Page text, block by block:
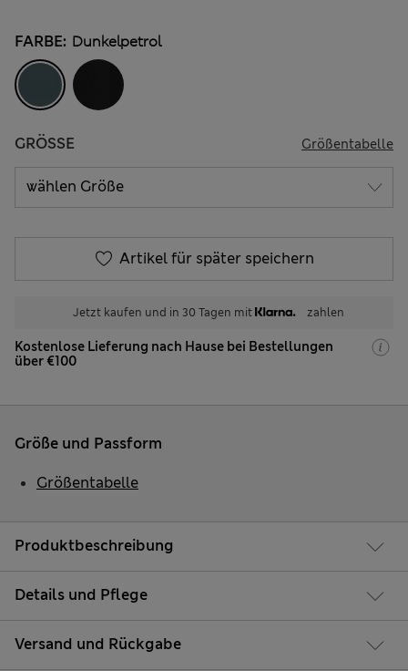
FARBE: Dunkelpetrol
GRÖSSE Größentabelle
Artikel für später speichern
Jetzt kaufen und in 30 Tagen mit zahlen
Kostenlose Lieferung nach Hause bei Bestellungen
über €100
Produktbeschreibung
Details und Pflege
Versand und Rückgabe
Größe und Passform
Größentabelle